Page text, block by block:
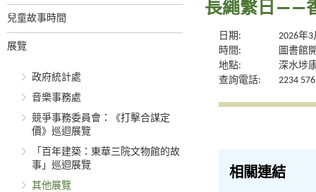
兒童故事時間
展覽
政府統計處
音樂事務處
競爭事務委員會：《打擊合謀定
價》巡迴展覽
「百年建築：東華三院文物館的故
事」巡迴展覽
其他展覽
長繩繫日——
日期:
2026年
時間:
圖書館
地點:
深水埗
查詢電話:
2234
相關連結